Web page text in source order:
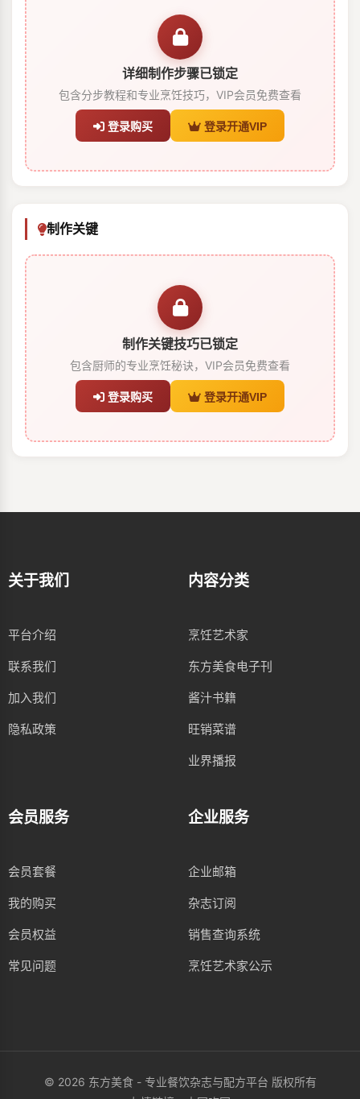
详细制作步骤已锁定
包含分步教程和专业烹饪技巧，VIP会员免费查看
登录购买 登录开通VIP
制作关键
制作关键技巧已锁定
包含厨师的专业烹饪秘诀，VIP会员免费查看
登录购买 登录开通VIP
关于我们
平台介绍
联系我们
加入我们
隐私政策
内容分类
烹饪艺术家
东方美食电子刊
酱汁书籍
旺销菜谱
业界播报
会员服务
会员套餐
我的购买
会员权益
常见问题
企业服务
企业邮箱
杂志订阅
销售查询系统
烹饪艺术家公示
© 2026 东方美食 - 专业餐饮杂志与配方平台 版权所有